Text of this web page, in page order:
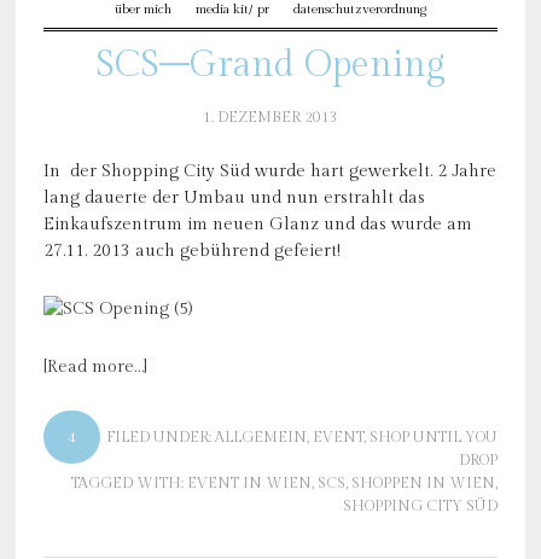
über mich media kit/ pr datenschutzverordnung
SCS–Grand Opening
1. DEZEMBER 2013
In der Shopping City Süd wurde hart gewerkelt. 2 Jahre
lang dauerte der Umbau und nun erstrahlt das
Einkaufszentrum im neuen Glanz und das wurde am
27.11. 2013 auch gebührend gefeiert!
[Read more…]
4 FILED UNDER:ALLGEMEIN, EVENT, SHOP UNTIL YOU
DROP
TAGGED WITH: EVENT IN WIEN, SCS, SHOPPEN IN WIEN,
SHOPPING CITY SÜD